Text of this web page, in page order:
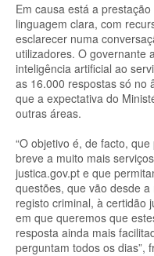
Em causa está a
linguagem clara, com
esclarecer numa
utilizadores. O governante
inteligência artificial ao
as 16.000 respostas só no
que a expectativa do
outras áreas.
“O objetivo é, de facto,
breve a muito mais
justica.gov.pt e que
questões, que vão desde
registo criminal, à certidão
em que queremos que
resposta ainda mais
perguntam todos os dias”,